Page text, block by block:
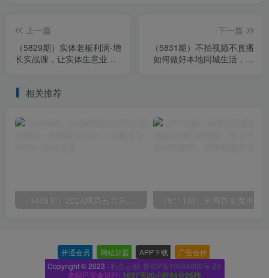
上一篇
（5829期）实体老板利润-增
长实战课，让实体生意业绩
下一篇
（5831期）不拍视频不直播
如何做好本地同城生活，个
相关推荐
开通会员 网站加盟 APP下载 广告合作
Copyright © 2023 · 朽念云创· 鲁ICP备19064000号-26
本站已安全运行: 1637天20小时44分27秒